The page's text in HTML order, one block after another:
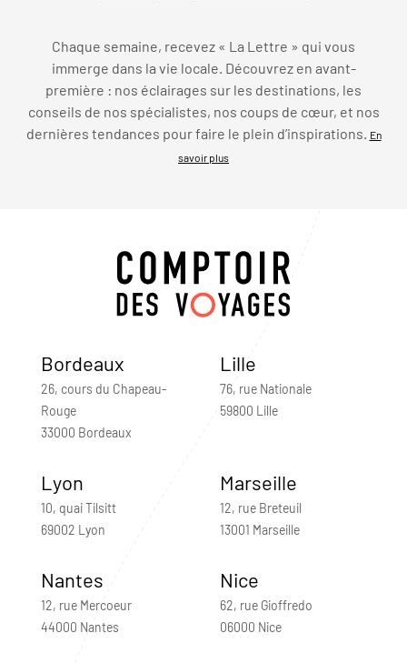
Chaque semaine, recevez « La Lettre » qui vous
immerge dans la vie locale. Découvrez en avant-
première : nos éclairages sur les destinations, les
conseils de nos spécialistes, nos coups de cœur, et nos
dernières tendances pour faire le plein d’inspirations.
En
savoir plus
Bordeaux
26, cours du Chapeau-
Rouge
33000 Bordeaux
Lille
76, rue Nationale
59800 Lille
Lyon
10, quai Tilsitt
69002 Lyon
Marseille
12, rue Breteuil
13001 Marseille
Nantes
12, rue Mercoeur
44000 Nantes
Nice
62, rue Gioffredo
06000 Nice